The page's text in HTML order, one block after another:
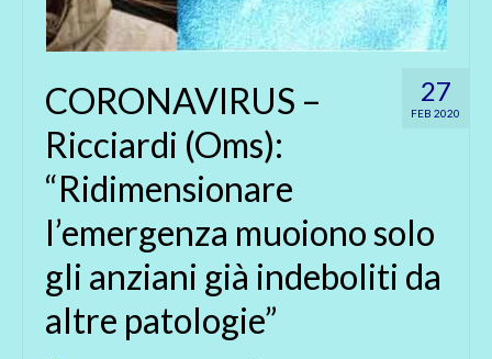
27
FEB 2020
CORONAVIRUS –
Ricciardi (Oms):
“Ridimensionare
l’emergenza muoiono solo
gli anziani già indeboliti da
altre patologie”